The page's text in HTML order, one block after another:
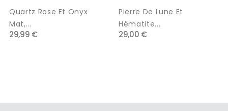
Quartz Rose Et Onyx
Mat,...
29,99 €
Pierre De Lune Et
Hématite...
29,00 €